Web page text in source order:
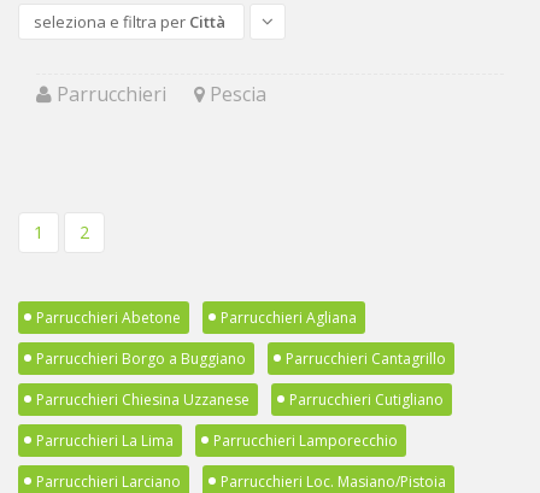
seleziona e filtra per Città
Parrucchieri Pescia
1 2
Parrucchieri Abetone
Parrucchieri Agliana
Parrucchieri Borgo a Buggiano
Parrucchieri Cantagrillo
Parrucchieri Chiesina Uzzanese
Parrucchieri Cutigliano
Parrucchieri La Lima
Parrucchieri Lamporecchio
Parrucchieri Larciano
Parrucchieri Loc. Masiano/Pistoia